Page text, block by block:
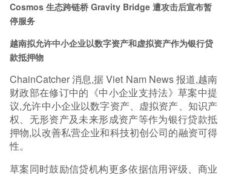
Cosmos 生态跨链桥 Gravity Bridge 遭攻击后宣布暂
停服务
越南拟允许中小企业以数字资产和虚拟资产作为银行贷
款抵押物
ChainCatcher 消息,据 Viet Nam News 报道,越南
财政部在修订中的《中小企业支持法》草案中提
议,允许中小企业以数字资产、虚拟资产、知识产
权、无形资产及未来形成资产等作为银行贷款抵
押物,以改善私营企业和科技初创公司的融资可得
性。
草案同时鼓励信贷机构更多依据信用评级、商业